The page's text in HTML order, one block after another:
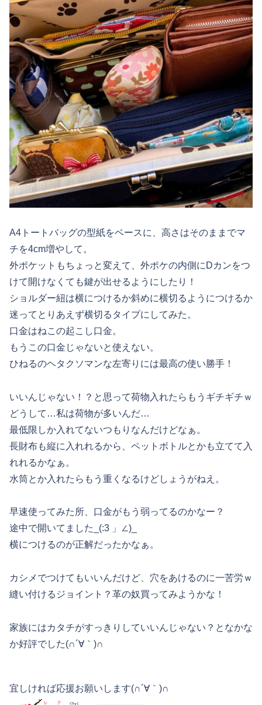
A4トートバッグの型紙をベースに、高さはそのままでマ
チを4cm増やして。
外ポケットもちょっと変えて、外ポケの内側にDカンをつ
けて開けなくても鍵が出せるようにしたり！
ショルダー紐は横につけるか斜めに横切るようにつけるか
迷ってとりあえず横切るタイプにしてみた。
口金はねこの起こし口金。
もうこの口金じゃないと使えない。
ひねるのヘタクソマンな左寄りには最高の使い勝手！
いいんじゃない！？と思って荷物入れたらもうギチギチｗ
どうして…私は荷物が多いんだ…
最低限しか入れてないつもりなんだけどなぁ。
長財布も縦に入れれるから、ペットボトルとかも立てて入
れれるかなぁ。
水筒とか入れたらもう重くなるけどしょうがねえ。
早速使ってみた所、口金がもう弱ってるのかなー？
途中で開いてました_(:3 」∠)_
横につけるのが正解だったかなぁ。
カシメでつけてもいいんだけど、穴をあけるのに一苦労ｗ
縫い付けるジョイント？革の奴買ってみようかな！
家族にはカタチがすっきりしていいんじゃない？となかな
か好評でした(∩´∀｀)∩
宜しければ応援お願いします(∩´∀｀)∩